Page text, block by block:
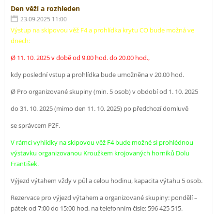
Den věží a rozhleden
23.09.2025 11:00
Výstup na skipovou věž F4 a prohlídka krytu CO bude možná ve
dnech:
Ø 11. 10. 2025 v době od 9.00 hod. do 20.00 hod.,
kdy poslední vstup a prohlídka bude umožněna v 20.00 hod.
Ø Pro organizované skupiny (min. 5 osob) v období od 1. 10. 2025
do 31. 10. 2025 (mimo den 11. 10. 2025) po předchozí domluvě
se správcem PZF.
V rámci vyhlídky na skipovou věž F4 bude možné si prohlédnou
výstavku organizovanou Kroužkem krojovaných horníků Dolu
František.
Výjezd výtahem vždy v půl a celou hodinu, kapacita výtahu 5 osob.
Rezervace pro výjezd výtahem a organizované skupiny: pondělí –
pátek od 7:00 do 15:00 hod. na telefonním čísle: 596 425 515.